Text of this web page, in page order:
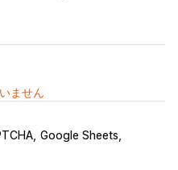
ません
Google Sheets